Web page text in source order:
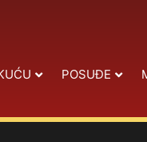
POSUĐE